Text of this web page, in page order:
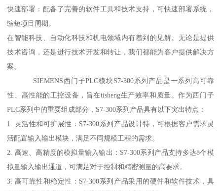
快速部署：配备了完善的软件工具和技术支持，可快速部署系统，
缩短项目周期。
在智能科技、自动化科技和机电领域内有着到的见解。无论是提供
技术咨询，还是进行技术开发和转让，我们都能为客户提供解决方
案。
SIEMENS西门子PLC模块S7-300系列产品是一系列高可靠
性、高性能的工控设备，旨在tisheng生产效率和质量。作为西门子
PLC系列中的重要组成部分，S7-300系列产品具有以下突出特点：
1. 灵活性和可扩展性：S7-300系列产品设计特，可根据客户需求灵
活配置输入输出模块，满足不同规模工程的需求。
2. 高速、高精度的模拟量输入输出：S7-300系列产品支持多达8个模
拟量输入输出通道，可满足对于控制和精密测量的高要求。
3. 高可靠性和稳定性：S7-300系列产品采用的硬件和软件技术，具